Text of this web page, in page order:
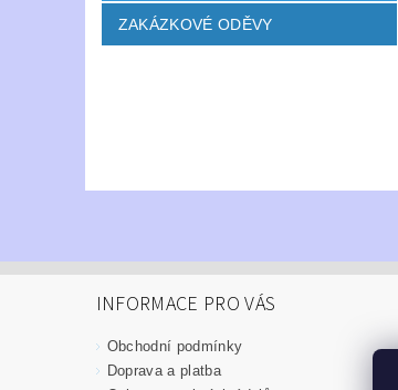
ZAKÁZKOVÉ ODĚVY
INFORMACE PRO VÁS
Obchodní podmínky
Doprava a platba